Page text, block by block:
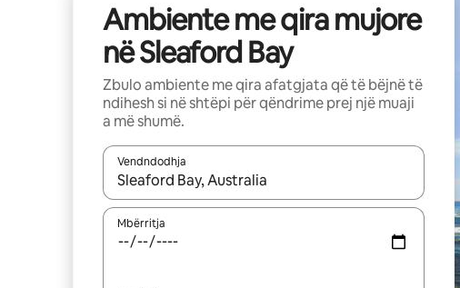
Ambiente me qira mujore
në Sleaford Bay
Zbulo ambiente me qira afatgjata që të bëjnë të
ndihesh si në shtëpi për qëndrime prej një muaji
a më shumë.
Vendndodhja
Kur rezultatet të jenë të disponueshme, lëviz me butonat
Mbërritja